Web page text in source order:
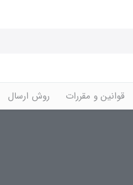
قوانین و مقررات روش ارسال